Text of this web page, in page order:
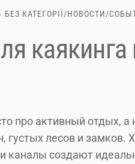
БЕЗ КАТЕГОРІЇ/НОВОСТИ/
каякинга
про активный отдых, а
лесов и замков.
каналы создают